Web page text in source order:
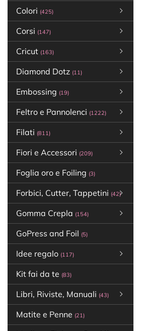
Colori (425)
Corsi (147)
Cricut (163)
Diamond Dotz (11)
Embossing (19)
Feltro e Pannolenci (1222)
Filati (811)
Fiori e Accessori (209)
Foglia oro e Foiling (3)
Forbici, Cutter, Tappetini (42)
Gomma Crepla (154)
GoPress and Foil (5)
Idee regalo (117)
Kit fai da te (83)
Libri, Riviste, Manuali (43)
Matite e Penne (21)